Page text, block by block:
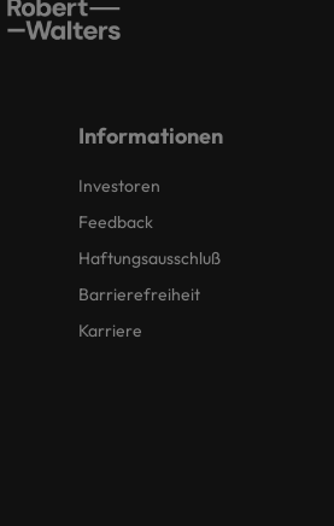
Informationen
Investoren
Feedback
Haftungsausschluß
Barrierefreiheit
Karriere